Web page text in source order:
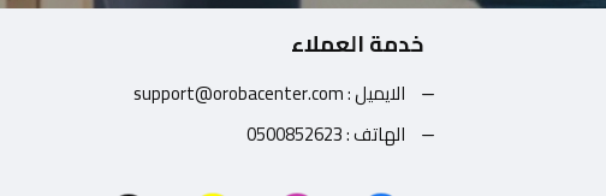
خدمة العملاء
الايميل : support@orobacenter.com
الهاتف : 0500852623